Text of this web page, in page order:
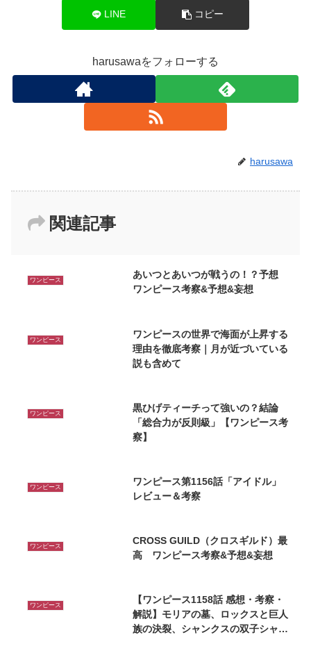
LINE コピー
harusawaをフォローする
harusawa
関連記事
ワンピース
あいつとあいつが戦うの！？予想
ワンピース考察&予想&妄想
ワンピース
ワンピースの世界で海面が上昇する
理由を徹底考察｜月が近づいている
説も含めて
ワンピース
黒ひげティーチって強いの？結論
「総合力が反則級」【ワンピース考
察】
ワンピース
ワンピース第1156話「アイドル」
レビュー＆考察
ワンピース
CROSS GUILD（クロスギルド）最
高 ワンピース考察&予想&妄想
ワンピース
【ワンピース1158話 感想・考察・
解説】モリアの墓、ロックスと巨人
族の決裂、シャンクスの双子シャム